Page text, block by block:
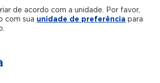
de acordo com a unidade. Por favor,
com sua unidade de preferência para